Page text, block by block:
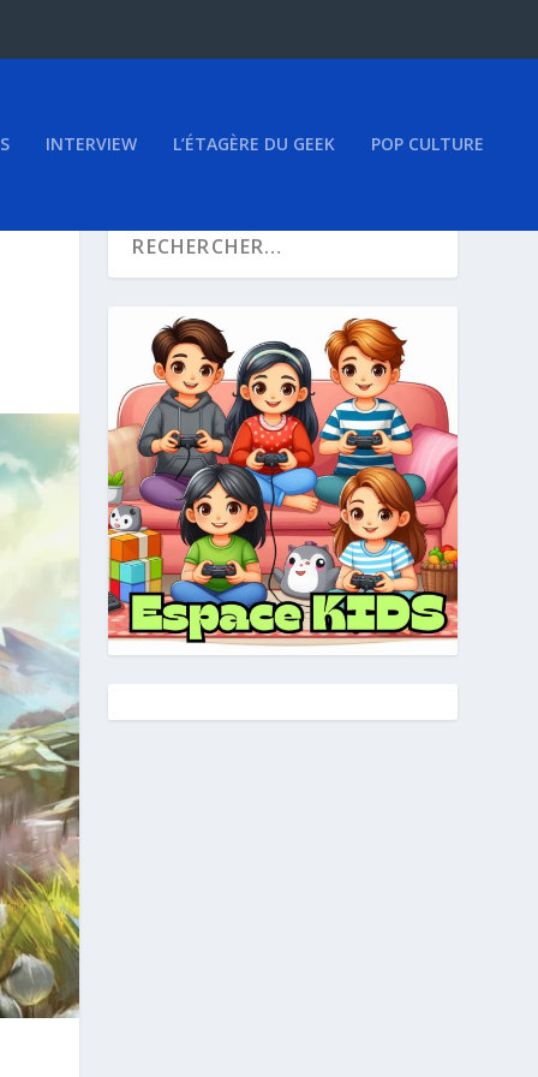
INTERVIEW L’ÉTAGÈRE DU GEEK POP CULTURE